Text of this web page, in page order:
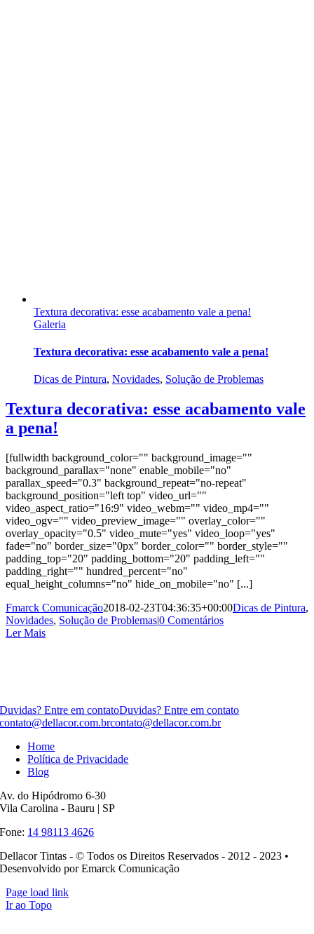
Textura decorativa: esse acabamento vale a pena!
Galeria
Textura decorativa: esse acabamento vale a pena!
Dicas de Pintura, Novidades, Solução de Problemas
Textura decorativa: esse acabamento vale
a pena!
[fullwidth background_color="" background_image=""
background_parallax="none" enable_mobile="no"
parallax_speed="0.3" background_repeat="no-repeat"
background_position="left top" video_url=""
video_aspect_ratio="16:9" video_webm="" video_mp4=""
video_ogv="" video_preview_image="" overlay_color=""
overlay_opacity="0.5" video_mute="yes" video_loop="yes"
fade="no" border_size="0px" border_color="" border_style=""
padding_top="20" padding_bottom="20" padding_left=""
padding_right="" hundred_percent="no"
equal_height_columns="no" hide_on_mobile="no" [...]
Fmarck Comunicação2018-02-23T04:36:35+00:00Dicas de Pintura,
Novidades, Solução de Problemas|0 Comentários
Ler Mais
Duvidas? Entre em contatoDuvidas? Entre em contato
contato@dellacor.com.brcontato@dellacor.com.br
Home
Política de Privacidade
Blog
Av. do Hipódromo 6-30
Vila Carolina - Bauru | SP
Fone: 14 98113 4626
Dellacor Tintas - © Todos os Direitos Reservados - 2012 - 2023 •
Desenvolvido por Emarck Comunicação
Page load link
Ir ao Topo